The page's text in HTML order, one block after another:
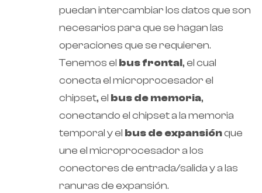
puedan intercambiar los datos que son
necesarios para que se hagan las
operaciones que se requieren.
Tenemos el bus frontal, el cual
conecta el microprocesador el
chipset, el bus de memoria,
conectando el chipset a la memoria
temporal y el bus de expansiónque
une el microprocesador a los
conectores de entrada/salida y a las
ranuras de expansión.